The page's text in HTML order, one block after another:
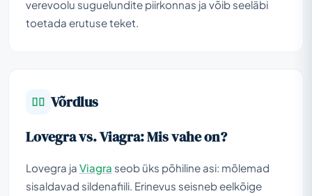
verevoolu suguelundite piirkonnas ja võib seeläbi
toetada erutuse teket.
Võrdlus
Lovegra vs. Viagra: Mis vahe on?
Lovegra ja Viagra seob üks põhiline asi: mõlemad
sisaldavad sildenafiili. Erinevus seisneb eelkõige